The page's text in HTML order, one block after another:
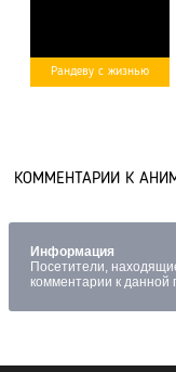
[rating-type-3]
type-3]
Рандеву с жизнью
КОММЕНТАРИИ К
Информация
Посетители,
комментарии к данной